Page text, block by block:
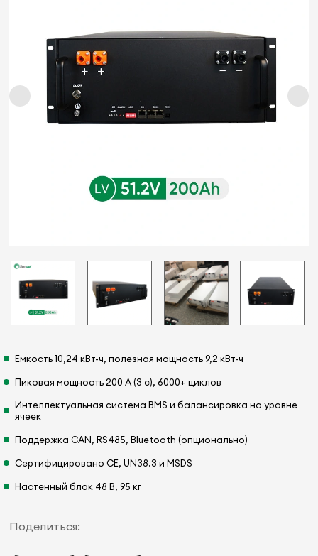
Емкость 10,24 кВт-ч, полезная мощность 9,2 кВт-ч
Пиковая мощность 200 А (3 с), 6000+ циклов
Интеллектуальная система BMS и балансировка на уровне
ячеек
Поддержка CAN, RS485, Bluetooth (опционально)
Сертифицировано CE, UN38.3 и MSDS
Настенный блок 48 В, 95 кг
Поделиться: